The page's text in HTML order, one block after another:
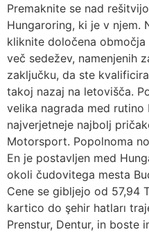
Premaknite se nad
Hungaroring, ki je v njem.
kliknite določena
več sedežev, namenjenih
zaključku, da ste
takoj nazaj na letovišča.
velika nagrada med rutino
najverjetneje najbolj
Motorsport. Popolnoma
En je postavljen med
okoli čudovitega mesta
Cene se gibljejo od 57,94
kartico do şehir hatları
Prenstur, Dentur, in boste